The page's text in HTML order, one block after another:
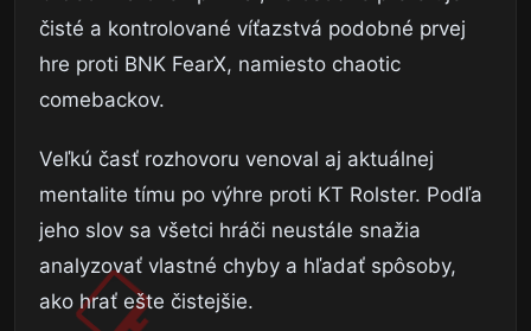
čisté a kontrolované víťazstvá podobné prvej
hre proti BNK FearX, namiesto chaotic
comebackov.
Veľkú časť rozhovoru venoval aj aktuálnej
mentalite tímu po výhre proti KT Rolster. Podľa
jeho slov sa všetci hráči neustále snažia
analyzovať vlastné chyby a hľadať spôsoby,
ako hrať ešte čistejšie.